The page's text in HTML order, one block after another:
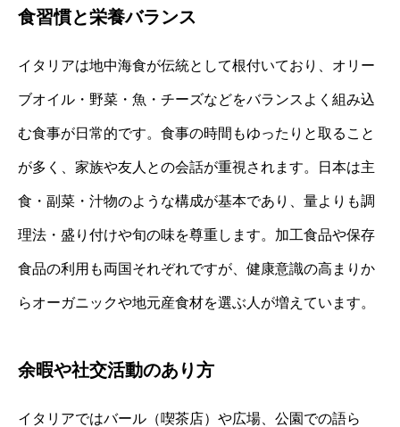
食習慣と栄養バランス
イタリアは地中海食が伝統として根付いており、オリー
ブオイル・野菜・魚・チーズなどをバランスよく組み込
む食事が日常的です。食事の時間もゆったりと取ること
が多く、家族や友人との会話が重視されます。日本は主
食・副菜・汁物のような構成が基本であり、量よりも調
理法・盛り付けや旬の味を尊重します。加工食品や保存
食品の利用も両国それぞれですが、健康意識の高まりか
らオーガニックや地元産食材を選ぶ人が増えています。
余暇や社交活動のあり方
イタリアではバール（喫茶店）や広場、公園での語ら